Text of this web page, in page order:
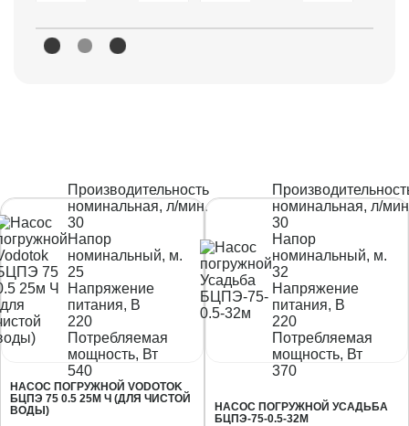
38
6
8
Производительность
номинальная, л/мин.
30
Напор
номинальный, м.
25
Напряжение
питания, В
220
Потребляемая
мощность, Вт
540
НАСОС ПОГРУЖНОЙ VODOTOK
БЦПЭ 75 0.5 25М Ч (ДЛЯ ЧИСТОЙ
ВОДЫ)
номинальная, л/
30
Напор
номинальный, м.
32
Напряжение
питания, В
220
Потребляемая
мощность, Вт
370
НАСОС ПОГРУЖНОЙ УСАДЬБА
БЦПЭ-75-0.5-32М